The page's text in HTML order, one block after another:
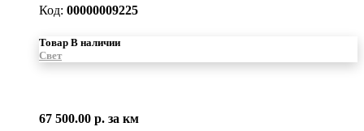
Код: 00000009225
Товар В наличии
Свет
67 500.00 р. за км